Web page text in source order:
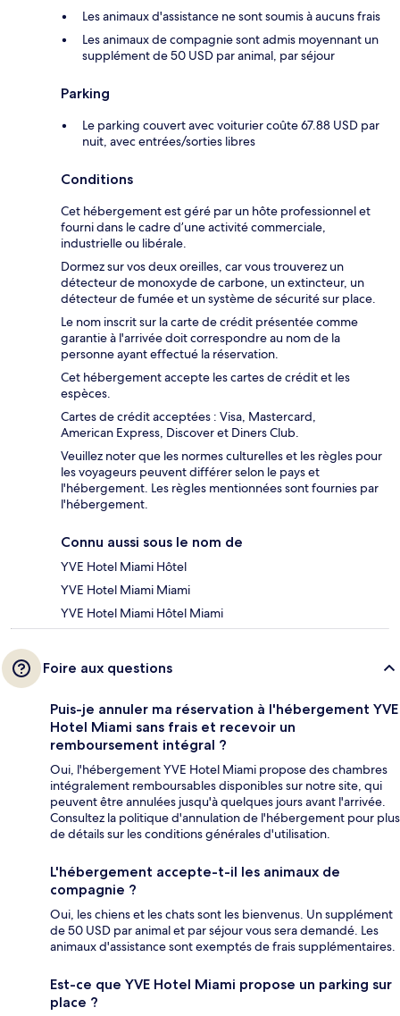
Les animaux d'assistance ne sont soumis à aucuns frais
Les animaux de compagnie sont admis moyennant un
supplément de 50 USD par animal, par séjour
Parking
Le parking couvert avec voiturier coûte 67.88 USD par
nuit, avec entrées/sorties libres
Conditions
Cet hébergement est géré par un hôte professionnel et
fourni dans le cadre d’une activité commerciale,
industrielle ou libérale.
Dormez sur vos deux oreilles, car vous trouverez un
détecteur de monoxyde de carbone, un extincteur, un
détecteur de fumée et un système de sécurité sur place.
Le nom inscrit sur la carte de crédit présentée comme
garantie à l'arrivée doit correspondre au nom de la
personne ayant effectué la réservation.
Cet hébergement accepte les cartes de crédit et les
espèces.
Cartes de crédit acceptées : Visa, Mastercard,
American Express, Discover et Diners Club.
Veuillez noter que les normes culturelles et les règles pour
les voyageurs peuvent différer selon le pays et
l'hébergement. Les règles mentionnées sont fournies par
l'hébergement.
Connu aussi sous le nom de
YVE Hotel Miami Hôtel
YVE Hotel Miami Miami
YVE Hotel Miami Hôtel Miami
Foire aux questions
Puis-je annuler ma réservation à l'hébergement YVE
Hotel Miami sans frais et recevoir un
remboursement intégral ?
Oui, l'hébergement YVE Hotel Miami propose des chambres
intégralement remboursables disponibles sur notre site, qui
peuvent être annulées jusqu'à quelques jours avant l'arrivée.
Consultez la politique d'annulation de l'hébergement pour plus
de détails sur les conditions générales d'utilisation.
L'hébergement accepte-t-il les animaux de
compagnie ?
Oui, les chiens et les chats sont les bienvenus. Un supplément
de 50 USD par animal et par séjour vous sera demandé. Les
animaux d'assistance sont exemptés de frais supplémentaires.
Est-ce que YVE Hotel Miami propose un parking sur
place ?